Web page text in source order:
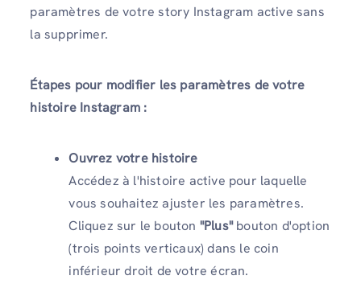
paramètres de votre story Instagram active sans
la supprimer.
Étapes pour modifier les paramètres de votre
histoire Instagram :
Ouvrez votre histoire
Accédez à l'histoire active pour laquelle
vous souhaitez ajuster les paramètres.
Cliquez sur le bouton "Plus"bouton d'option
(trois points verticaux) dans le coin
inférieur droit de votre écran.